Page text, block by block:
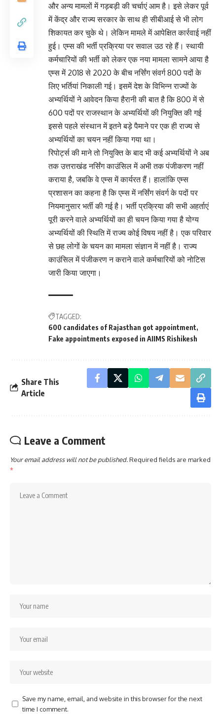
और अन्य मामलों में गड़बड़ी की चर्चाएं आम है। इसे लेकर पूर्व
में केंद्र और राज्य सरकार के साथ ही सीबीआई से भी लोग
शिकायत कर चुके थे। लेकिन मामले में आपेक्षित कार्रवाई नहीं
हुई। एम्स की भर्ती प्रक्रिया पर सवाल उठ रहे हैं। स्थायी
कर्मचारियों की भर्ती को लेकर एक नया मामला सामने आया है
एम्स में 2018 से 2020 के बीच नर्सिंग संवर्ग 800 पदों के
लिए भर्तियां निकाली गई। इसमें देश के विभिन्न राज्यों के
अभ्यर्थियों ने आवेदन किया हैरानी की बात है कि 800 में से
600 पदों पर राजस्थान के अभ्यर्थियों की नियुक्ति की गई
इससे पहले संस्थान में इतने बड़े पैमाने पर एक ही राज्य से
अभ्यर्थियों का चयन नहीं किया गया था।
रिपोर्ट्स की माने तो नियुक्ति के बाद भी कई अभ्यर्थियों ने अब
तक उत्तराखंड नर्सिंग काउंसिल में अभी तक पंजीकरण नहीं
कराया है, जबकि वे एम्स में कार्यरत हैं। हालांकि एम्स
प्रशासन का कहना है कि एम्स में नर्सिंग संवर्ग के पदों पर
नियमानुसार भर्ती की गई है। भर्ती प्रक्रिया की सभी अहर्ताएं
पूरी करने वाले अभ्यर्थियों का ही चयन किया गया है योग्य
अभ्यर्थियों की स्थिति में राज्य कोई विषय नहीं है। एक परिवार
से छह लोगों के चयन का मामला संज्ञान में नहीं है। राज्य
काउंसिल में पंजीकरण न कराने वाले कर्मचारियों को नोटिस
जारी किया जाएगा।
TAGGED:
600 candidates of Rajasthan got appointment
Fake appointments exposed in AIIMS Rishikesh
Share This
Article
Leave a Comment
Your email address will not be published.Required fields are marked
*
Save my name, email, and website in this browser for the next
time I comment.